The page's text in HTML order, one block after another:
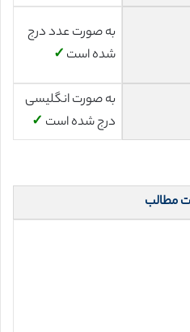
به صورت عدد درج
شده است ✓
به صورت انگلیسی
درج شده است ✓
مطالب